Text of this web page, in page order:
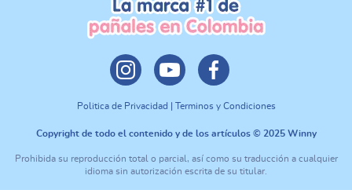
Politica de Privacidad | Terminos y Condiciones
Copyright de todo el contenido y de los artículos © 2025 Winny
Prohibida su reproducción total o parcial, así como su traducción a cualquier
idioma sin autorización escrita de su titular.